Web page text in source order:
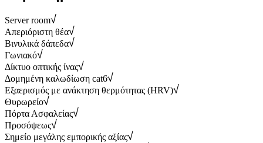
Server room
Απεριόριστη θέα
Βινυλικά δάπεδα
Γωνιακό
Δίκτυο οπτικής ίνας
Δομημένη καλωδίωση cat6
Εξαερισμός με ανάκτηση θερμότητας (HRV)
Θυρωρείο
Πόρτα Ασφαλείας
Προσόψεως
Σημείο μεγάλης εμπορικής αξίας